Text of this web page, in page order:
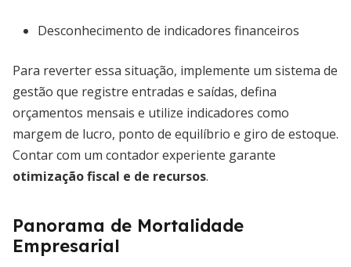
Desconhecimento de indicadores financeiros
Para reverter essa situação, implemente um sistema de
gestão que registre entradas e saídas, defina
orçamentos mensais e utilize indicadores como
margem de lucro, ponto de equilíbrio e giro de estoque.
Contar com um contador experiente garante
otimização fiscal e de recursos.
Panorama de Mortalidade
Empresarial